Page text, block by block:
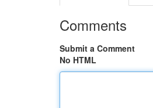
Comments
Submit a Comment
No HTML